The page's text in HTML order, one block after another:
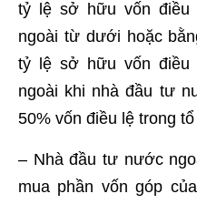
tỷ lệ sở hữu vốn
ngoài từ dưới hoặc
tỷ lệ sở hữu vốn
ngoài khi nhà đầu tư
50% vốn điều lệ trong
– Nhà đầu tư nước
mua phần vốn góp